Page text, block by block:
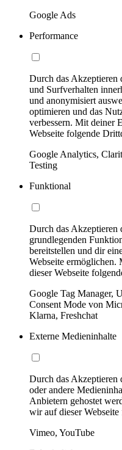
Google Ads
Performance
Durch das
und Surfverhalten
und anonymisiert
optimieren und das
verbessern. Mit deiner
Webseite folgende
Google Analytics,
Testing
Funktional
Durch das Akzeptieren
grundlegenden
bereitstellen und dir
Webseite
dieser Webseite
Google Tag Manager,
Consent Mode von
Klarna, Freshchat
Externe Medieninhalte
Durch das Akzeptieren
oder andere
Anbietern gehostet
wir auf dieser
Vimeo, YouTube